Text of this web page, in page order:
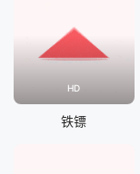
HD
铁镖